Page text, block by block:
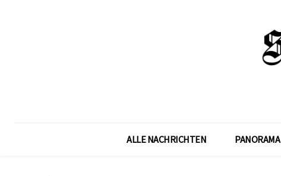
ALLE NACHRICHTEN PANORAMA